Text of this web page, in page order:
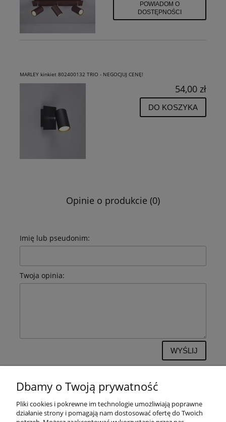
POWIADOM O
DOSTĘPNOŚCI
MARLEY kinkiet 802400132 TRIO - NEGOCJUJ CENĘ!
54,00 zł
DO KOSZYKA
Opinie o produkcie (0)
Imię lub pseudonim:
Twoja opinia:
WYŚLIJ
POMOC
Dbamy o Twoją prywatność
Pliki cookies i pokrewne im technologie umożliwiają poprawne
działanie strony i pomagają nam dostosować ofertę do Twoich